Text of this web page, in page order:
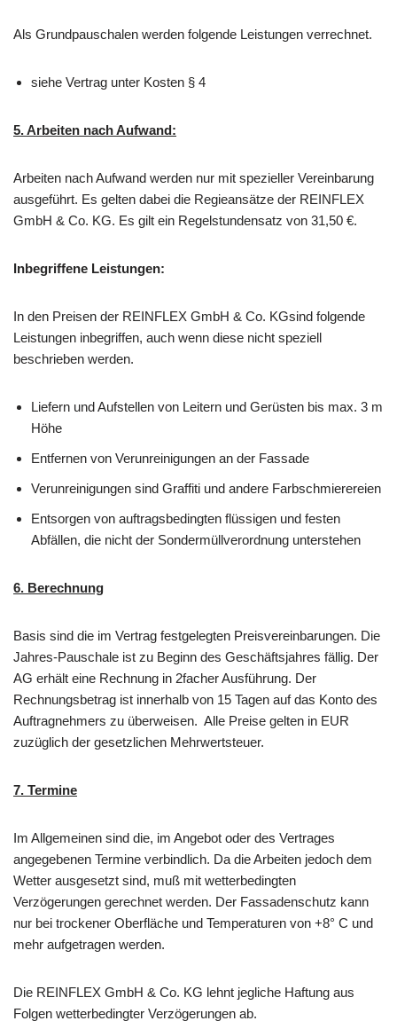
Als Grundpauschalen werden folgende Leistungen verrechnet.
siehe Vertrag unter Kosten § 4
5. Arbeiten nach Aufwand:
Arbeiten nach Aufwand werden nur mit spezieller Vereinbarung
ausgeführt. Es gelten dabei die Regieansätze der REINFLEX
GmbH & Co. KG. Es gilt ein Regelstundensatz von 31,50 €.
Inbegriffene Leistungen:
In den Preisen der REINFLEX GmbH & Co. KGsind folgende
Leistungen inbegriffen, auch wenn diese nicht speziell
beschrieben werden.
Liefern und Aufstellen von Leitern und Gerüsten bis max. 3 m
Höhe
Entfernen von Verunreinigungen an der Fassade
Verunreinigungen sind Graffiti und andere Farbschmierereien
Entsorgen von auftragsbedingten flüssigen und festen
Abfällen, die nicht der Sondermüllverordnung unterstehen
6. Berechnung
Basis sind die im Vertrag festgelegten Preisvereinbarungen. Die
Jahres-Pauschale ist zu Beginn des Geschäftsjahres fällig. Der
AG erhält eine Rechnung in 2facher Ausführung. Der
Rechnungsbetrag ist innerhalb von 15 Tagen auf das Konto des
Auftragnehmers zu überweisen. Alle Preise gelten in EUR
zuzüglich der gesetzlichen Mehrwertsteuer.
7. Termine
Im Allgemeinen sind die, im Angebot oder des Vertrages
angegebenen Termine verbindlich. Da die Arbeiten jedoch dem
Wetter ausgesetzt sind, muß mit wetterbedingten
Verzögerungen gerechnet werden. Der Fassadenschutz kann
nur bei trockener Oberfläche und Temperaturen von +8° C und
mehr aufgetragen werden.
Die REINFLEX GmbH & Co. KG lehnt jegliche Haftung aus
Folgen wetterbedingter Verzögerungen ab.